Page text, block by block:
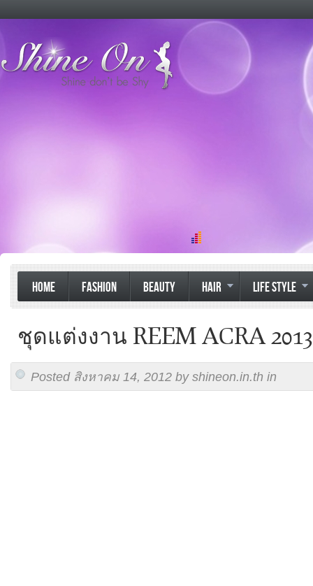
HOME FASHION BEAUTY HAIR LIFE STYLE
ชุดแต่งงาน REEM ACRA 2013
Posted สิงหาคม 14, 2012 by shineon.in.th in